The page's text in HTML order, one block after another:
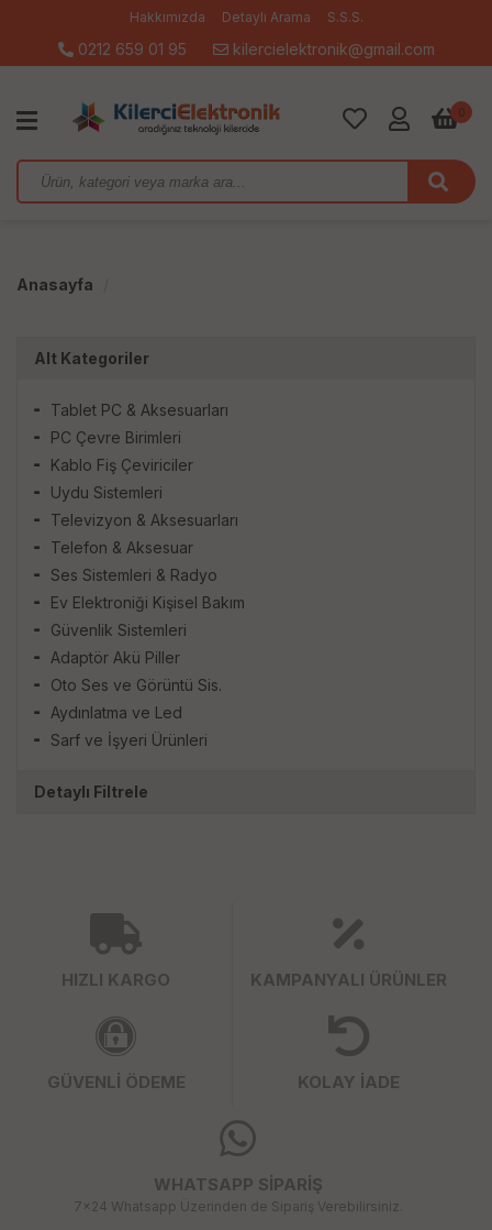
Hakkımızda Detaylı Arama S.S.S.
0212 659 01 95 kilercielektronik@gmail.com
0
Anasayfa
Alt Kategoriler
Tablet PC & Aksesuarları
PC Çevre Birimleri
Kablo Fiş Çeviriciler
Uydu Sistemleri
Televizyon & Aksesuarları
Telefon & Aksesuar
Ses Sistemleri & Radyo
Ev Elektroniği Kişisel Bakım
Güvenlik Sistemleri
Adaptör Akü Piller
Oto Ses ve Görüntü Sis.
Aydınlatma ve Led
Sarf ve İşyeri Ürünleri
Detaylı Filtrele
HIZLI KARGO KAMPANYALI ÜRÜNLER
GÜVENLİ ÖDEME KOLAY İADE
WHATSAPP SİPARİŞ
7x24 Whatsapp Üzerinden de Sipariş Verebilirsiniz.